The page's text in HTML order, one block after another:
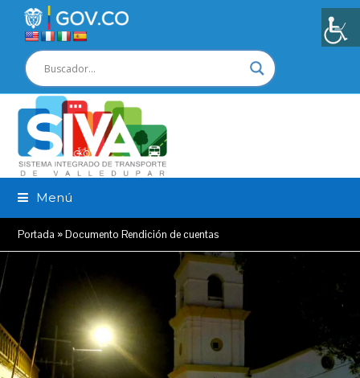
Menú
Portada »Documento Rendición de cuentas